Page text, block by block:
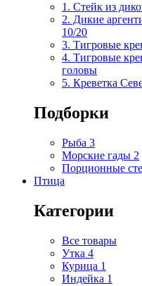
1. Стейк из
2. Дикие
10/20
3. Тигровые
4. Тигровые
головы
5. Креветка
Подборки
Рыба 3
Морские гады 2
Порционные
Птица
Категории
Все товары
Утка 4
Курица 1
Индейка 1